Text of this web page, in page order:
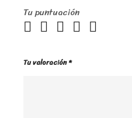
Tu puntuación
Tu valoración*